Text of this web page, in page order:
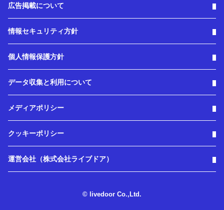
広告掲載について
情報セキュリティ方針
個人情報保護方針
データ収集と利用について
メディアポリシー
クッキーポリシー
運営会社（株式会社ライブドア）
© livedoor Co.,Ltd.